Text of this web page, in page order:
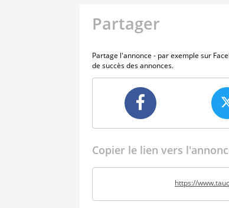
Partager
Partage l'annonce - par exemple sur
de succès des annonces.
Copier le lien vers
https://